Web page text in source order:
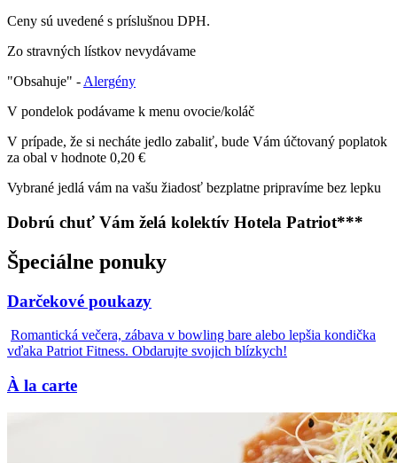
Ceny sú uvedené s príslušnou DPH.
Zo stravných lístkov nevydávame
"Obsahuje" - Alergény
V pondelok podávame k menu ovocie/koláč
V prípade, že si necháte jedlo zabaliť, bude Vám účtovaný poplatok
za obal v hodnote 0,20 €
Vybrané jedlá vám na vašu žiadosť bezplatne pripravíme bez lepku
Dobrú chuť Vám želá kolektív Hotela Patriot***
Špeciálne ponuky
Darčekové poukazy
Romantická večera, zábava v bowling bare alebo lepšia kondička
vďaka Patriot Fitness. Obdarujte svojich blízkych!
À la carte